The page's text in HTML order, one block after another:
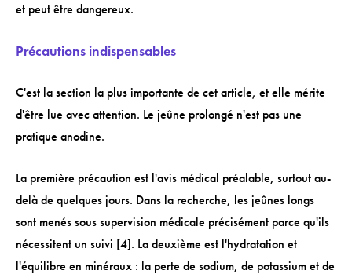
et peut être dangereux.
Précautions indispensables
C'est la section la plus importante de cet article, et elle mérite
d'être lue avec attention. Le jeûne prolongé n'est pas une
pratique anodine.
La première précaution est l'avis médical préalable, surtout au-
delà de quelques jours. Dans la recherche, les jeûnes longs
sont menés sous supervision médicale précisément parce qu'ils
nécessitent un suivi [4]. La deuxième est l'hydratation et
l'équilibre en minéraux : la perte de sodium, de potassium et de